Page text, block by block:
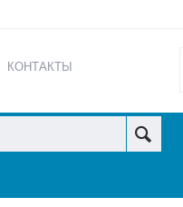
КОНТАКТЫ